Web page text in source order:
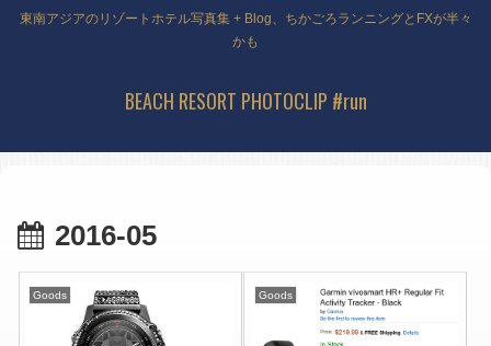
東南アジアのリゾートホテル写真集 + Blog、ちかごろランニングとFXが半々
かも
BEACH RESORT PHOTOCLIP #run
2016-05
Goods Goods